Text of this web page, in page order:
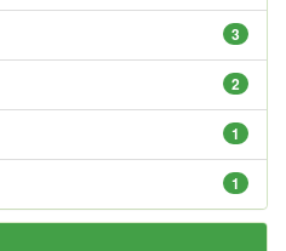
3
2
1
1